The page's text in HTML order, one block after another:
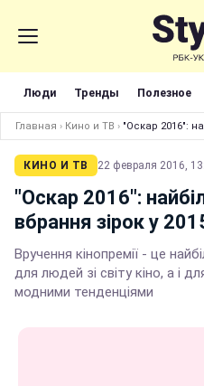
Люди Тренды Полезное
Главная › Кино и ТВ › "Оскар 2016":
КИНО И ТВ 22 февраля 2016,
"Оскар 2016":
вбрання зірок у
Вручення кінопремії - це
для людей зі світу кіно, а і
модними тенденціями